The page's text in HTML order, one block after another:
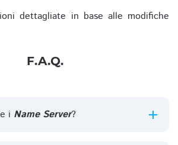
dettagliate in base alle modifiche
F.A.Q.
i Name Server?